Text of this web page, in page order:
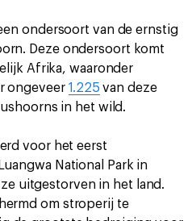
ondersoort van de ernstig
Deze ondersoort komt
Afrika, waaronder
ongeveer 1.225 van deze
in het wild.
voor het eerst
National Park in
uitgestorven in het land.
om stroperij te